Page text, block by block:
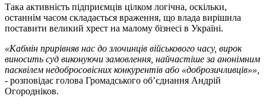
Така активність підприємців цілком логічна, оскільки,
останнім часом складається враження, що влада вирішила
поставити великий хрест на малому бізнесі в Україні.
«Кабмін прирівняв нас до злочинців військового часу, вирок
виносить суд виконуючи замовлення, найчастіше за анонімним
пасквілем недобросовісних конкурентів або «доброзичливців»»,
- розповідає голова Громадського об’єднання Андрій
Огородніков.